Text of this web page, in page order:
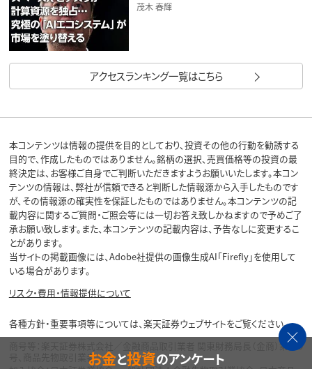
茂木 春輝
アクセスランキング一覧はこちら
本コンテンツは情報の提供を目的としており、投資その他の行動を勧誘する
目的で、作成したものではありません。銘柄の選択、売買価格等の投資の最
終決定は、お客様ご自身でご判断いただきますようお願いいたします。本コン
テンツの情報は、弊社が信頼できると判断した情報源から入手したものです
が、その情報源の確実性を保証したものではありません。本コンテンツの記
載内容に関するご質問・ご照会等には一切お答え致しかねますので予めご了
承お願い致します。また、本コンテンツの記載内容は、予告なしに変更するこ
とがあります。
当サイトの掲載画像には、Adobe社提供の画像生成AI「Firefly」を使用して
いる場合があります。
リスク・費用・情報提供について
各種方針・重要事項等については、楽天証券ウェブサイトをご覧ください。
商号等：楽天証券株式会社／金融商品取引業者 関東財務局長（金商）第195
号、商品先物取引業者お金と投資のアンケート